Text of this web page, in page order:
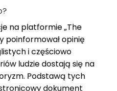
na platformie „The
poinformował opinię
i częściowo
ludzie dostają się na
Podstawą tych
dokument